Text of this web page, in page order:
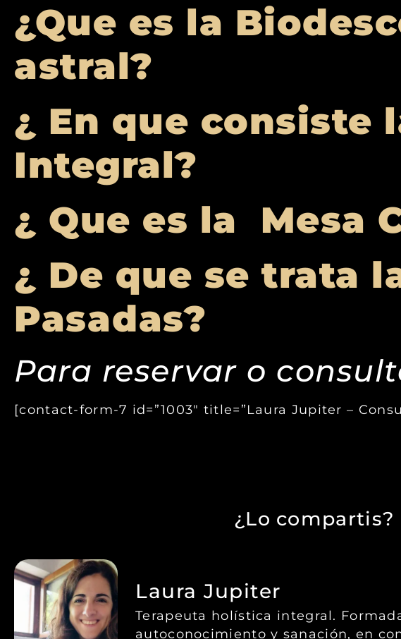
¿Que es la
astral?
¿ En que consiste
Integral?
¿ Que es la Mesa
¿ De que se trata
Pasadas?
Para reservar o
[contact-form-7 id=”1003″ title=”Laura Jupiter –
¿Lo compartis?
Laura Jupiter
Terapeuta holística integral.
autoconocimiento y sanación, en